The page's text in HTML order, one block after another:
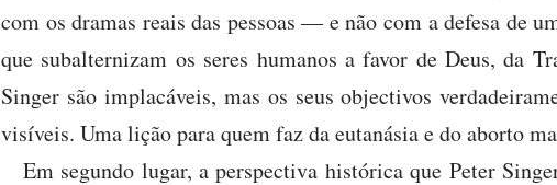
com os dramas reais das pessoas — e não com a defesa de
que subalternizam os seres humanos a favor de Deus, da
Singer são implacáveis, mas os seus objectivos
visíveis. Uma lição para quem faz da eutanásia e do aborto
Em segundo lugar, a perspectiva histórica que Peter